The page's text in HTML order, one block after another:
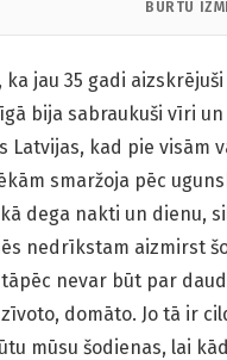
BURTU
jau 35 gadi
bija sabraukuši vīri un
Latvijas, kad pie visām
smaržoja pēc
dega nakti un dienu,
nedrīkstam aizmirst
nevar būt par
domāto. Jo tā ir
mūsu šodienas, lai